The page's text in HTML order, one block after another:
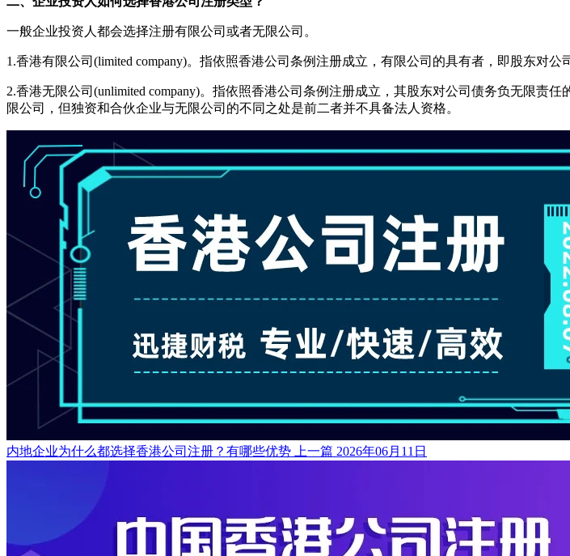
一般企业投资人都会选择注册有限公司或者无限公司。
1.香港有限公司(limited company)。指依照香港公司条例注册成立，有限公司的具有者，即股东对公
2.香港无限公司(unlimited company)。指依照香港公司条例注册成立，其股东对公司债务负无限
限公司，但独资和合伙企业与无限公司的不同之处是前二者并不具备法人资格。
内地企业为什么都选择香港公司注册？有哪些优势 上一篇 2026年06月11日